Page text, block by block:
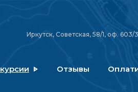
Иркутск, Советская, 58/1, оф. 603/3
Отзывы